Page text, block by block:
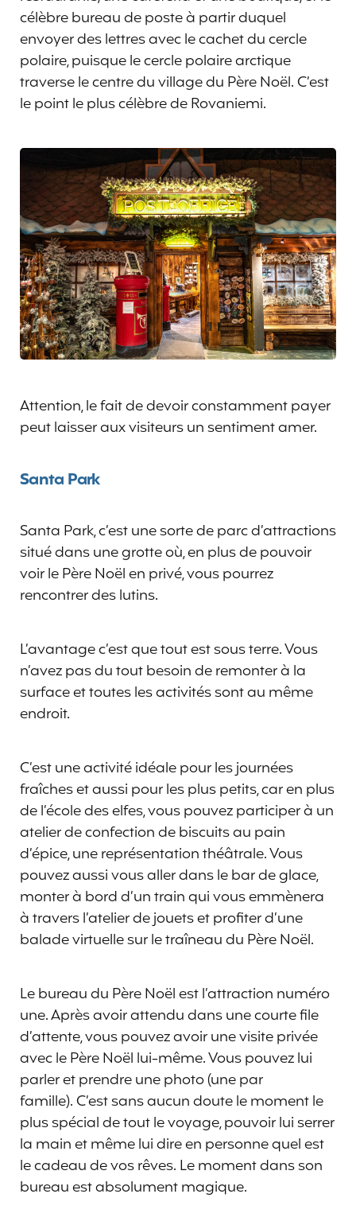
célèbre bureau de poste à partir duquel
envoyer des lettres avec le cachet du cercle
polaire, puisque le cercle polaire arctique
traverse le centre du village du Père Noël. C’est
le point le plus célèbre de Rovaniemi.
Attention, le fait de devoir constamment payer
peut laisser aux visiteurs un sentiment amer.
Santa Park
Santa Park, c’est une sorte de parc d’attractions
situé dans une grotte où, en plus de pouvoir
voir le Père Noël en privé, vous pourrez
rencontrer des lutins.
L’avantage c’est que tout est sous terre. Vous
n’avez pas du tout besoin de remonter à la
surface et toutes les activités sont au même
endroit.
C’est une activité idéale pour les journées
fraîches et aussi pour les plus petits, car en plus
de l’école des elfes, vous pouvez participer à un
atelier de confection de biscuits au pain
d’épice, une représentation théâtrale. Vous
pouvez aussi vous aller dans le bar de glace,
monter à bord d’un train qui vous emmènera
à travers l’atelier de jouets et profiter d’une
balade virtuelle sur le traîneau du Père Noël.
Le bureau du Père Noël est l’attraction numéro
une. Après avoir attendu dans une courte file
d’attente, vous pouvez avoir une visite privée
avec le Père Noël lui-même. Vous pouvez lui
parler et prendre une photo (une par
famille). C’est sans aucun doute le moment le
plus spécial de tout le voyage, pouvoir lui serrer
la main et même lui dire en personne quel est
le cadeau de vos rêves. Le moment dans son
bureau est absolument magique.